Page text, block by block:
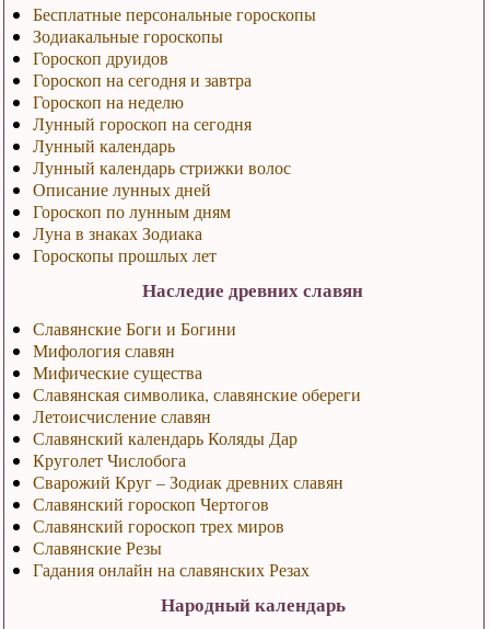
Бесплатные персональные гороскопы
Зодиакальные гороскопы
Гороскоп друидов
Гороскоп на сегодня и завтра
Гороскоп на неделю
Лунный гороскоп на сегодня
Лунный календарь
Лунный календарь стрижки волос
Описание лунных дней
Гороскоп по лунным дням
Луна в знаках Зодиака
Гороскопы прошлых лет
Наследие древних славян
Славянские Боги и Богини
Мифология славян
Мифические существа
Славянская символика, славянские обереги
Летоисчисление славян
Славянский календарь Коляды Дар
Круголет Числобога
Сварожий Круг – Зодиак древних славян
Славянский гороскоп Чертогов
Славянский гороскоп трех миров
Славянские Резы
Гадания онлайн на славянских Резах
Народный календарь